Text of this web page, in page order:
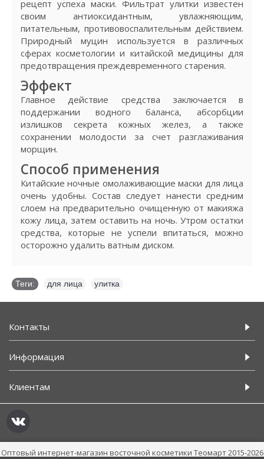
рецепт успеха маски. Фильтрат улитки известен
своим антиоксидантным, увлажняющим,
питательным, противовоспалительным действием.
Природный муцин используется в различных
сферах косметологии и китайской медицины для
предотвращения преждевременного старения.
Эффект
Главное действие средства заключается в
поддержании водного баланса, абсорбции
излишков секрета кожных желез, а также
сохранении молодости за счет разглаживания
морщин.
Способ применения
Китайские ночные омолаживающие маски для лица
очень удобны. Состав следует нанести средним
слоем на предварительно очищенную от макияжа
кожу лица, затем оставить на ночь. Утром остатки
средства, которые не успели впитаться, можно
осторожно удалить ватным диском.
Теги: для лица улитка
Контакты
Информация
Клиентам
Оптовый интернет-магазин восточной косметики Теомарт 2015-2026